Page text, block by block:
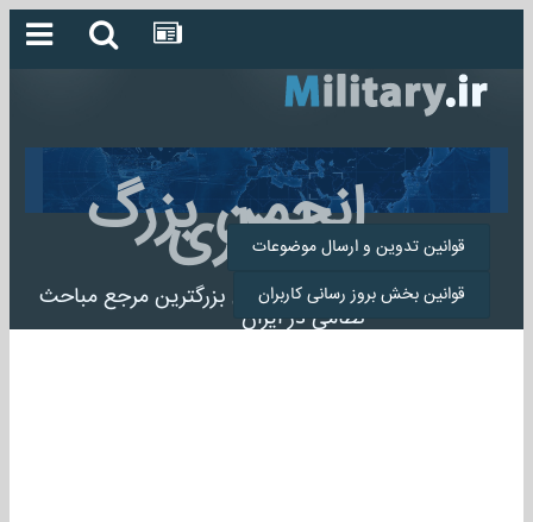
انجمن بزرگ
میلیتاری
انجمن میلیتاری بزرگترین مرجع مباحث
نظامی در ایران
قوانین تدوین و ارسال موضوعات
قوانین بخش بروز رسانی کاربران